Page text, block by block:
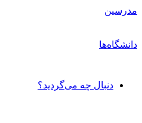
دنبال چه می‌گردید؟